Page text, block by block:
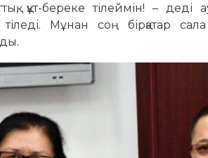
құт-береке тілеймін! –
Мұнан соң бірқатар